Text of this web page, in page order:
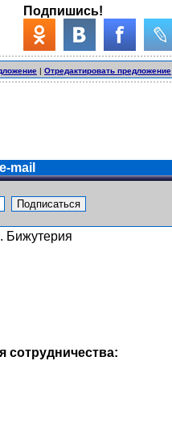
Подпишись!
| Отредактировать предложение
mail
Бижутерия
сотрудничества: